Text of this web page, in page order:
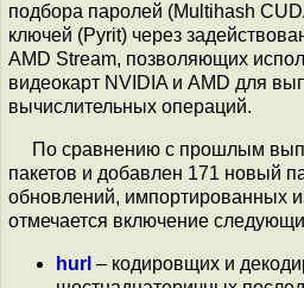
подбора паролей (Multihash
ключей (Pyrit) через
AMD Stream, позволяющих
видеокарт NVIDIA и AMD для
вычислительных операций.
По сравнению с прошлым
пакетов и добавлен 171 новый
обновлений, импортированных
отмечается включение
hurl – кодировщих и